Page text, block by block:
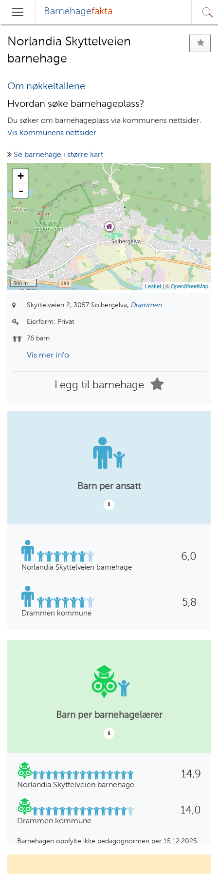
Hovedmeny
Barnehagefakta
Norlandia Skyttelveien
barnehage
Om nøkkeltallene
Hvordan søke barnehageplass?
Du søker om barnehageplass via kommunens nettsider.
Vis kommunens nettsider
Se barnehage i større kart
+
-
500 m Leaflet | ©OpenStreetMap
Skyttelveien 2, 3057 Solbergelva, Drammen
Eierform: Privat
76 barn
Vis mer info
Legg til barnehage
Barn per ansatt
6,0
Norlandia Skyttelveien barnehage
5,8
Drammen kommune
Barn per barnehagelærer
14,9
Norlandia Skyttelveien barnehage
14,0
Drammen kommune
Barnehagen oppfylte ikke pedagognormen per 15.12.2025